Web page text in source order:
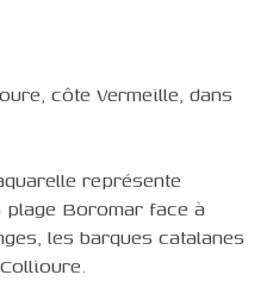
côte Vermeille, dans
représente
plage Boromar face à
les barques catalanes